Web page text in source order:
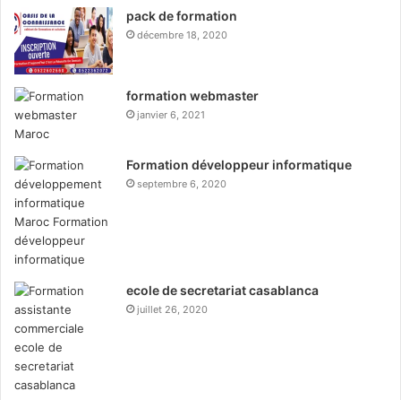
pack de formation
décembre 18, 2020
formation webmaster
janvier 6, 2021
Formation développeur informatique
septembre 6, 2020
ecole de secretariat casablanca
juillet 26, 2020